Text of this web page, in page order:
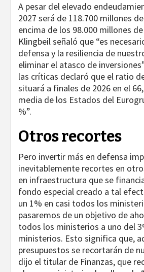
A pesar del elevado
2027 será de 118.700 millones
encima de los 98.000 millones
Klingbeil señaló que “es
defensa y la resiliencia de
eliminar el atasco de
las críticas declaró que el ratio
situará a finales de 2026 en el
media de los Estados del
%”.
Otros recortes
Pero invertir más en defensa
inevitablemente recortes en
en infraestructura que se
fondo especial creado a tal
un 1% en casi todos los
pasaremos de un objetivo de
todos los ministerios a uno del
ministerios. Esto significa que,
presupuestos se recortarán de
dijo el titular de Finanzas, que